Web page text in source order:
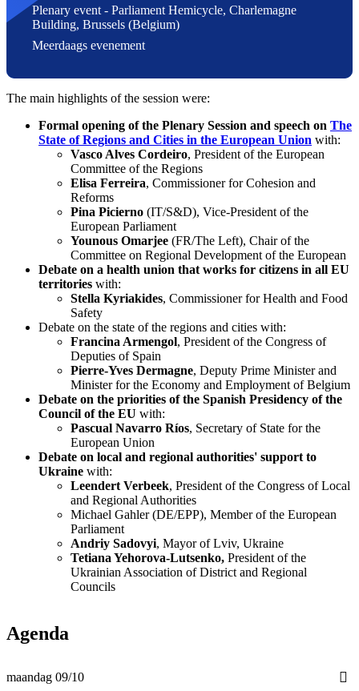
Plenary event - Parliament Hemicycle, Charlemagne
Building, Brussels (Belgium)
Meerdaags evenement
The main highlights of the session were​:​​
Formal opening of the Plenary Session and speech on The
State of Regions and Cities in the European Union with:
Vasco Alves Cordeiro, President of the European
Committee of the Regions
Elisa Ferreira, Commissioner for Cohesion and
Reforms
Pina Picierno (IT/S&D), Vice-President of the
European Parliament​
Younous Omarjee (FR/The Left), Chair of the
Committee on Regional Development of the European
​Debate on a health union that works for citizens in all EU
territories with:
Stella Kyriakides, Commissioner for Health and Food
Safety​​
Debate on the state of the regions and cities with:
Francina Armengol, President of the Congress of
Deputies of Spain
Pierre-Yves Dermagne, Deputy Prime Minister and
Minister for the Economy and Employment of Belgium​
​Debate on the priorities of the Spanish Presidency of the
Council of the EU with:
Pascual Navarro Ríos, Secretary of State for the
European Union​
Debate on local and regional authorities' support to
Ukraine with:
Leendert Verbeek, President of the Congress of Local
and Regional Authorities
Michael Gahler (DE/EPP), Member of the European
Parliament​
Andriy Sadovyi, Mayor of Lviv, Ukraine
Tetiana Yehorova-Lutsenko, President of the
Ukrainian Association of District and Regional
Councils
Agenda
maandag 09/10